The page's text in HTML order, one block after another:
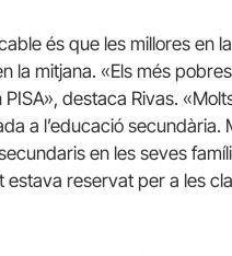
és que les millores en
la mitjana. «Els més
destaca Rivas.
a l’educació secundària.
en les seves
estava reservat per a les